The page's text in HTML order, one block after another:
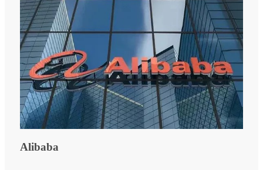
Alibaba